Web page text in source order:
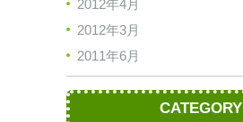
2012年4月
2012年3月
2011年6月
CATEGORY